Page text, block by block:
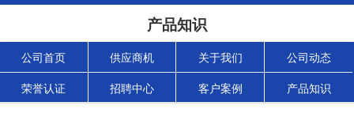
产品知识
公司首页 供应商机 关于我们 公司动态
荣誉认证 招聘中心 客户案例 产品知识